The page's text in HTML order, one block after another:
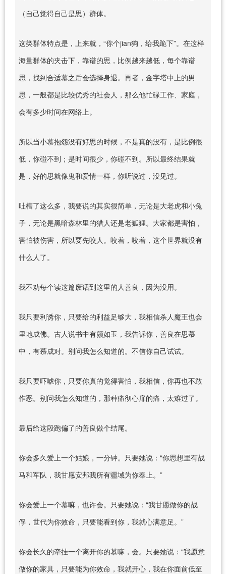
（自己觉得自己是思）群体。
这类群体特点是，上来就，“你个jian狗，给我跪下”。在这样
海量群体的夹击下，靠谱的思，比例越来越低，每个靠谱
思，找到合适慕之后会选择身退。再者，金字塔中上的男
思，一般都是比较优秀的社会人，那么他忙碌工作、家庭，
会有多少时间在网络上。
所以当小慕抱怨没有好思的时候，不是真的没有，是比例很
低，你碰不到；是时间很少，你碰不到。所以最终结果就
是，好的思就像鬼和爱情一样，你听说过，没见过。
吐槽了这么多，我要说的其实很简单，无论是大老虎和小兔
子，无论是黑暗森林里的猎人还是老狐狸。大家都是害怕，
害怕被伤害，所以要先咬人。咬着，咬着，这个世界就没有
什么人了。
我不劝每个读这篇废话到这里的人善良，因为没用。
我只要利诱你，只要给的利益足够大，我相信杀人魔王也会
里地成佛。古人说书中有颜如玉，我告诉你，善良在思慕
中，有慕成对。别问我怎么知道的。不信你自己试试。
我只要吓唬你，只要你真的觉得害怕，我相信，你再也不敢
作恶。别问我怎么知道的，那种痛彻心扉的痛，太难过了。
最后给这段跑偏了的善良做个结尾。
你会多久爱上一个姑娘，一分钟。只要她说：“你思想里有战
马和军队，我甘愿安邦我所有疆域为你奉上。”
你会爱上一个慕嘛，也许会。只要她说：“我甘愿做你的战
俘，世代为你效命，只要能看到你，我就心满意足。”
你会长久的牵挂一个离开你的慕嘛，会。只要她说：“我愿意
做你的家具，只要能为你效命，我就开心，我在你面前低至